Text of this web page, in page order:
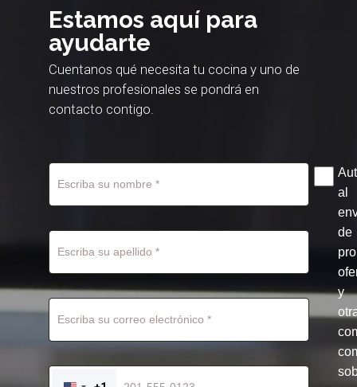
Estamos aquí para
ayudarte
Cuentanos qué necesita tu cocina y uno de
nuestros profesionales se pondrá en
contacto contigo.
al
de
y